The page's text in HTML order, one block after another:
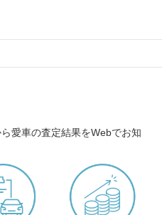
愛車の査定結果をWebでお知